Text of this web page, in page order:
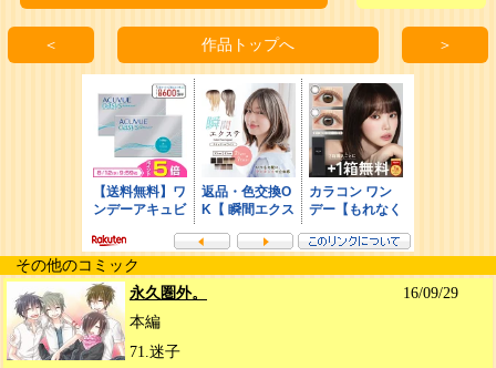
＜ 作品トップへ ＞
その他のコミック
永久圏外。
16/09/29
本編
71.迷子